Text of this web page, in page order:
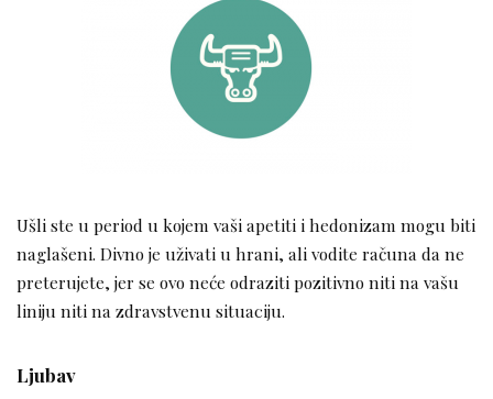
Ušli ste u period u kojem vaši apetiti i hedonizam mogu biti
naglašeni. Divno je uživati u hrani, ali vodite računa da ne
preterujete, jer se ovo neće odraziti pozitivno niti na vašu
liniju niti na zdravstvenu situaciju.
Ljubav